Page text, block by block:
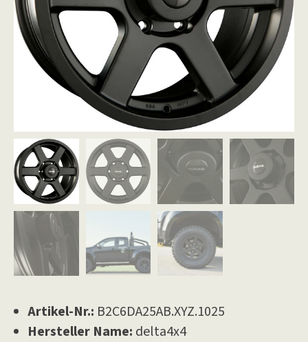
Artikel-Nr.: B2C6DA25AB.XYZ.1025
Hersteller Name: delta4x4